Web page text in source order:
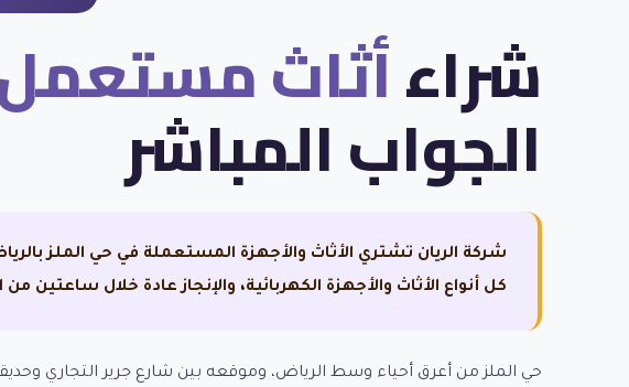
شراءأثاث
الجواب المباشر
شركة الريان تشتري الأثاث والأجهزة المستعملة في حي الملز
كل أنواع الأثاث والأجهزة الكهربائية، والإنجاز عادة خلال ساعتين
حي الملز من أعرق أحياء وسط الرياض، وموقعه بين شارع جرير التجاري